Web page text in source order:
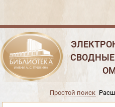
СВОДНЫЕ
Простой поиск